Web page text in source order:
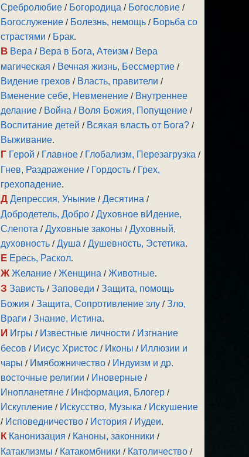
Сребролюбие / Богородица / Богословие /
Богослужение / Болезнь, немощь / Борьба со
страстями / Брак.
В Вера / Вера в Бога, Атеизм / Вера
магическая / Вечная жизнь, Бессмертие /
Видение грехов / Власть, правители /
Вменение себе, Невменение / Внутреннее
делание / Война / Воля Божия, Попущение /
Воспитание детей / Всякая власть от Бога? /
Выживание.
Г Герой / Главное / Глобализм, Перезагрузка /
Гнев, Раздражение / Гордость / Грех,
грехопадение.
Д Депрессия, Уныние /Десятина /
Добродетель, Добро /Духовное вИдение,
Слепота /Духовные законы /Духовный,
духовность /Душа /Душевность, Эстетика.
Е Ересь, Раскол.
Ж Желание /Женщина /Животные.
З Зависть /Заповеди /Защита, помощь
Божия /Защита, Сопротивление злу /Зло,
Враги /Знание, Истина.
И Игры / Известные личности / Изгнание
бесов / Иисус Христос / Иконы / Иллюзии и
чары / Имябожничество / Индуизм и др.
восточные религии / Иноверные /
Инопланетяне / Информация, Блогер /
Искупление / Искусство, Музыка / Искушение
/ Исповедничество / История / Иудеи.
К Канонизация / Каноны, законники /
Катаклизмы / Катакомбники / Католичество /